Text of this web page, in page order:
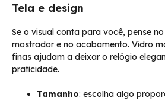
Tela e design
Se o visual conta para você, pense
mostrador e no acabamento. Vidro
finas ajudam a deixar o relógio
praticidade.
Tamanho: escolha algo